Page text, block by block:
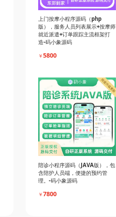
上门按摩小程序源码（php
版），服务人员列表展示+按摩师
就近派遣+订单跟踪主流框架打
造-码小象源码
￥5800
陪诊小程序源码（JAVA版），包
含陪护人员端，便捷的预约管
理。-码小象源码
￥7800